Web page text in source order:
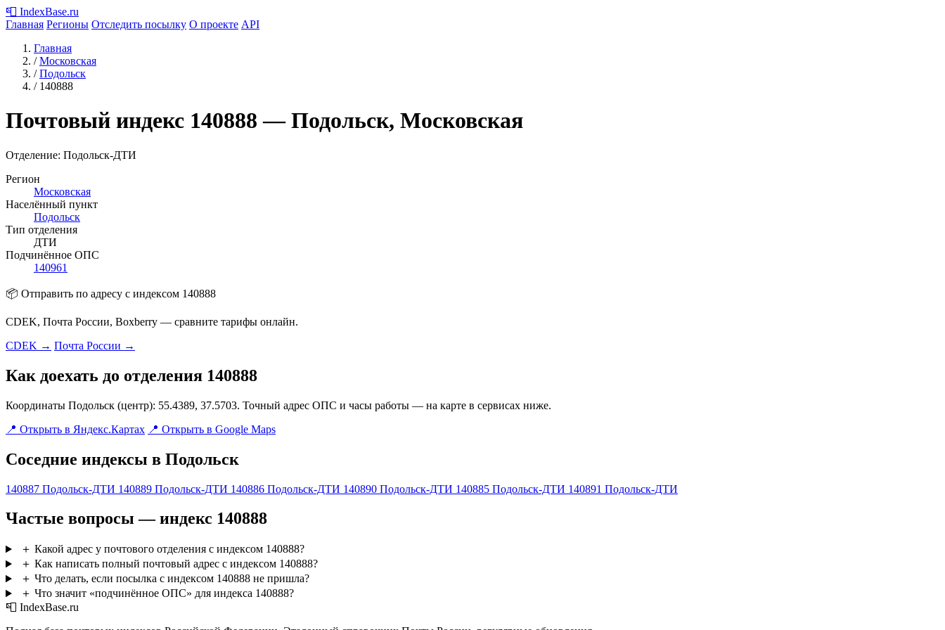
📮 IndexBase.ru
Главная Регионы Отследить посылку О проекте API
Главная
/ Московская
/ Подольск
/ 140888
Почтовый индекс 140888 — Подольск, Московская
Отделение: Подольск-ДТИ
Регион
Московская
Населённый пункт
Подольск
Тип отделения
ДТИ
Подчинённое ОПС
140961
📦 Отправить по адресу с индексом 140888
CDEK, Почта России, Boxberry — сравните тарифы онлайн.
CDEK → Почта России →
Как доехать до отделения 140888
Координаты Подольск (центр): 55.4389, 37.5703. Точный адрес ОПС и часы работы — на карте в сервисах ниже.
📍 Открыть в Яндекс.Картах 📍 Открыть в Google Maps
Соседние индексы в Подольск
140887 Подольск-ДТИ 140889 Подольск-ДТИ 140886 Подольск-ДТИ 140890 Подольск-ДТИ 140885 Подольск-ДТИ 140891 Подольск-ДТИ
Частые вопросы — индекс 140888
＋ Какой адрес у почтового отделения с индексом 140888?
＋ Как написать полный почтовый адрес с индексом 140888?
＋ Что делать, если посылка с индексом 140888 не пришла?
＋ Что значит «подчинённое ОПС» для индекса 140888?
📮 IndexBase.ru